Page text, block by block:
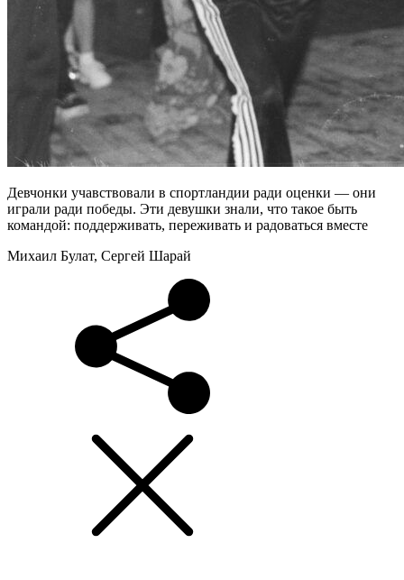
Девчонки учавствовали в спортландии ради оценки — они
играли ради победы. Эти девушки знали, что такое быть
командой: поддерживать, переживать и радоваться вместе
Михаил Булат, Сергей Шарай